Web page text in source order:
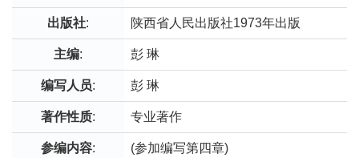
出版社: 陕西省人民出版社1973年出版
主编: 彭 琳
编写人员: 彭 琳
著作性质: 专业著作
参编内容: (参加编写第四章)